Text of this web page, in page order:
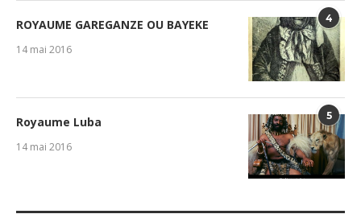
4
ROYAUME GAREGANZE OU BAYEKE
14 mai 2016
5
Royaume Luba
14 mai 2016